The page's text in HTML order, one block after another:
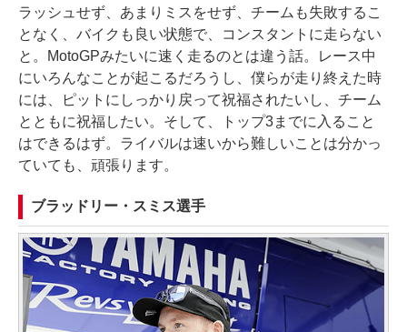
ラッシュせず、あまりミスをせず、チームも失敗するこ
となく、バイクも良い状態で、コンスタントに走らない
と。MotoGPみたいに速く走るのとは違う話。レース中
にいろんなことが起こるだろうし、僕らが走り終えた時
には、ピットにしっかり戻って祝福されたいし、チーム
とともに祝福したい。そして、トップ3までに入ること
はできるはず。ライバルは速いから難しいことは分かっ
ていても、頑張ります。
ブラッドリー・スミス選手